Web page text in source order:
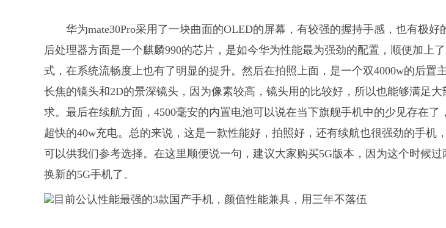
华为mate30Pro采用了一块曲面的OLED的屏幕，有较强的握持手感，也有极好
后处理器方面是一个麒麟990的芯片，是如今华为性能最为强劲的配置，顺便加上
式，在系统流畅度上也有了明显的提升。然后在拍照上面，是一个双4000w的后置
长焦的镜头和2D的景深镜头，因为像素较高，镜头用的比较好，所以也能够满足
求。最后在续航方面，4500毫安的内置电池可以说在当下旗舰手机中的少见存在了
超快的40w充电。总的来说，这是一款性能好，拍照好，还有续航也很强劲的手机
可以供我们参考选择。在这里顺便说一句，建议大家购买5G版本，因为这个时候
换新的5G手机了。